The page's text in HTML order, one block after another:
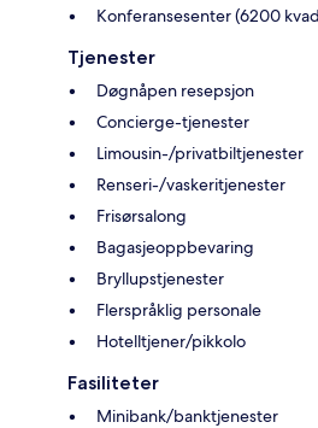
Konferansesenter (6200
Tjenester
Døgnåpen resepsjon
Concierge-tjenester
Limousin-/privatbiltjenester
Renseri-/vaskeritjenester
Frisørsalong
Bagasjeoppbevaring
Bryllupstjenester
Flerspråklig personale
Hotelltjener/pikkolo
Fasiliteter
Minibank/banktjenester